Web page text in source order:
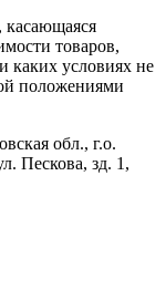
касающаяся
товаров,
каких условиях не
положениями
обл., г.о.
Пескова, зд. 1,